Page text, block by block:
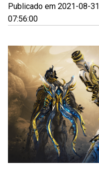
Publicado em 2021-08-31
07:56:00